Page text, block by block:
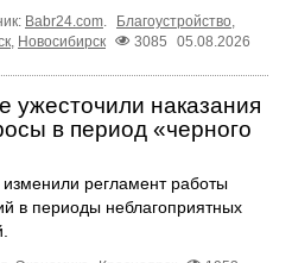
Babr24.com. Благоустройство,
, Новосибирск 3085 05.08.2026
ужесточили наказания
в период «черного
изменили регламент работы
в периоды неблагоприятных